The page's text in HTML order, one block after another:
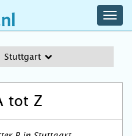
Stuttgart
tot Z